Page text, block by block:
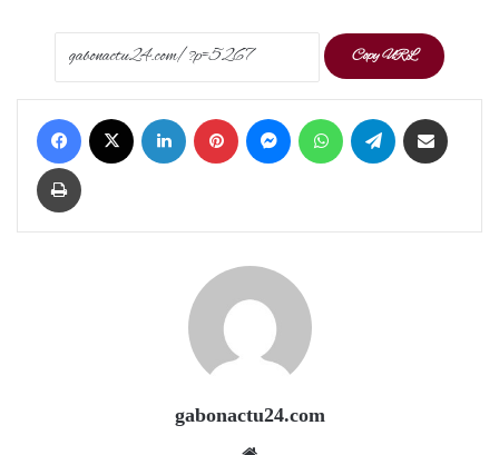
Copy URL
Facebook LinkedIn Pinterest Messenger WhatsApp Telegram
Print
gabonactu24.com